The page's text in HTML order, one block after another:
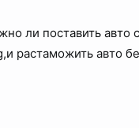
ли поставить
растаможить авто